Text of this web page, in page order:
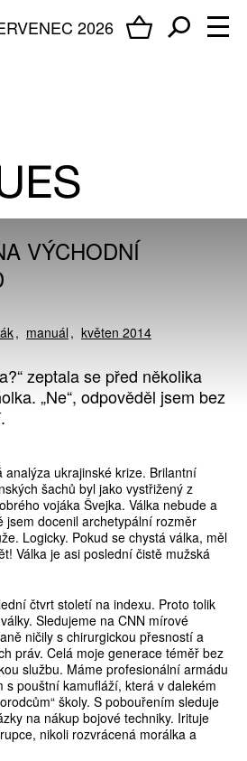
2026
VÝCHODNÍ
manuál květen 2014
zeptala se před několika
„Ne“, odpověděl jsem bez
analýza ukrajinské krize. Brilantní
šachů byl jako vystřižený z
vojáka Švejka. Válka nebude a
jsem docenil archetypální rozměr
Logicky. Pokud se chystá válka, měl
Válka je asi poslední čistě mužská
čtvrt století na indexu. Proto tolik
Sledujeme na CNN mírové
ničily s chirurgickou přesností a
práv. Celá moje generace téměř bez
službu. Máme profesionální armádu
s pouštní kamufláží, která v dalekém
školy. S pobouřením sleduje
na nákup bojové techniky. Irituje
nikoli rozvrácená morálka a